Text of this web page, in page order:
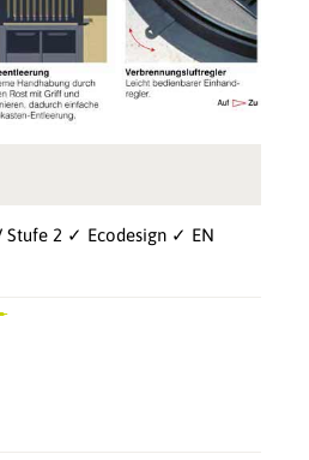
Stufe 2 ✓ Ecodesign ✓ EN